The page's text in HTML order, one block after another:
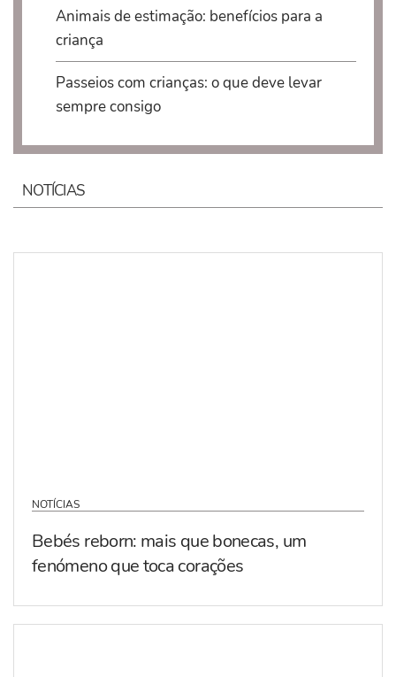
Animais de estimação: benefícios para a
criança
Passeios com crianças: o que deve levar
sempre consigo
NOTÍCIAS
NOTÍCIAS
Bebés reborn: mais que bonecas, um
fenómeno que toca corações